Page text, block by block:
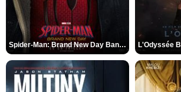
Spider-Man: Brand New Day Bande-annonce VO STFR